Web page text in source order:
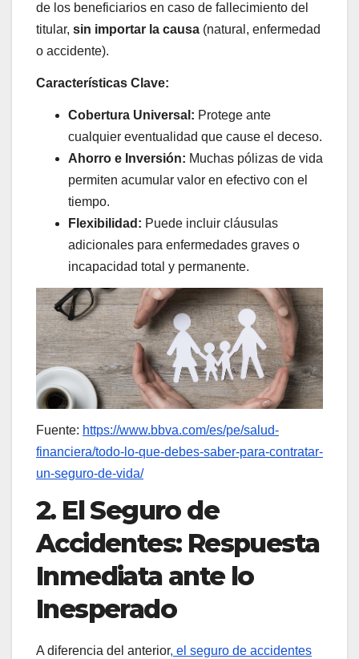
de los beneficiarios en caso de fallecimiento del
titular, sin importar la causa (natural, enfermedad
o accidente).
Características Clave:
Cobertura Universal: Protege ante
cualquier eventualidad que cause el deceso.
Ahorro e Inversión: Muchas pólizas de vida
permiten acumular valor en efectivo con el
tiempo.
Flexibilidad: Puede incluir cláusulas
adicionales para enfermedades graves o
incapacidad total y permanente.
Fuente: https://www.bbva.com/es/pe/salud-
financiera/todo-lo-que-debes-saber-para-contratar-
un-seguro-de-vida/
2. El Seguro de
Accidentes: Respuesta
Inmediata ante lo
Inesperado
A diferencia del anterior, el seguro de accidentes